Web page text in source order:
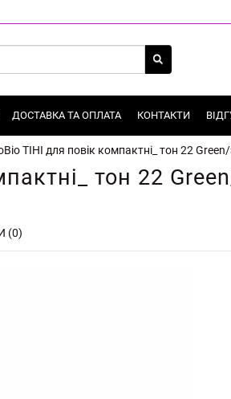
ДОСТАВКА ТА ОПЛАТА КОНТАКТИ
ТІНІ для повік компактні_ тон 22
тон 22
(0)